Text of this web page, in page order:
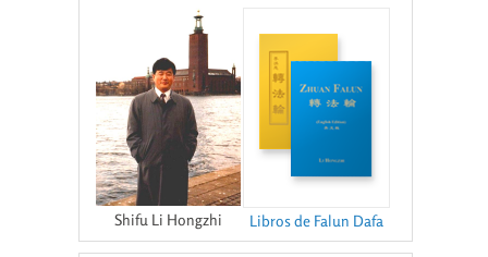
Shifu Li Hongzhi Libros de Falun Dafa